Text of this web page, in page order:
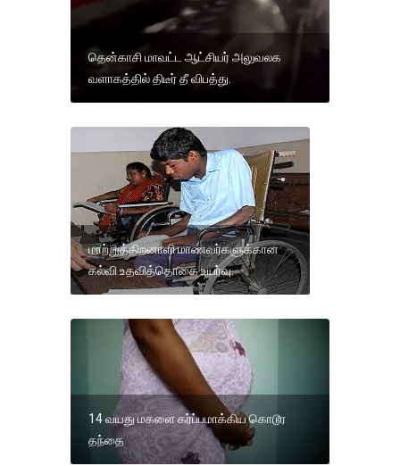
தென்காசி மாவட்ட ஆட்சியர் அலுவலக
வளாகத்தில் திடீர் தீ விபத்து.
மாற்றுத்திறனாளி மாணவர்களுக்கான
கல்வி உதவித்தொகை உயர்வு.
14 வயது மகளை கர்ப்பமாக்கிய கொடூர
தந்தை